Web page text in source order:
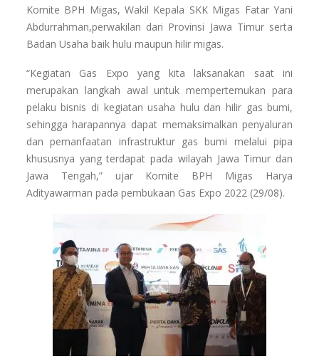
Komite BPH Migas, Wakil Kepala SKK Migas Fatar Yani
Abdurrahman,perwakilan dari Provinsi Jawa Timur serta
Badan Usaha baik hulu maupun hilir migas.
“Kegiatan Gas Expo yang kita laksanakan saat ini
merupakan langkah awal untuk mempertemukan para
pelaku bisnis di kegiatan usaha hulu dan hilir gas bumi,
sehingga harapannya dapat memaksimalkan penyaluran
dan pemanfaatan infrastruktur gas bumi melalui pipa
khususnya yang terdapat pada wilayah Jawa Timur dan
Jawa Tengah,” ujar Komite BPH Migas Harya
Adityawarman pada pembukaan Gas Expo 2022 (29/08).